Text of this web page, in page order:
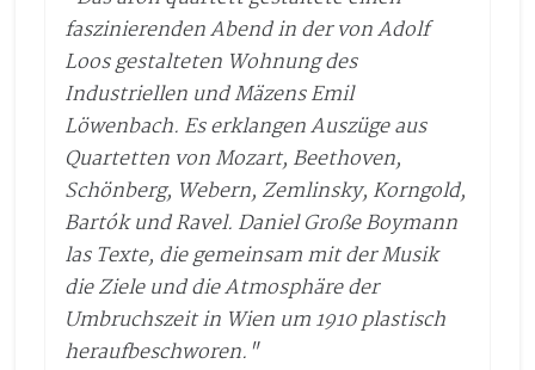
faszinierenden Abend in der von Adolf
Loos gestalteten Wohnung des
Industriellen und Mäzens Emil
Löwenbach. Es erklangen Auszüge aus
Quartetten von Mozart, Beethoven,
Schönberg, Webern, Zemlinsky, Korngold,
Bartók und Ravel. Daniel Große Boymann
las Texte, die gemeinsam mit der Musik
die Ziele und die Atmosphäre der
Umbruchszeit in Wien um 1910 plastisch
heraufbeschworen."